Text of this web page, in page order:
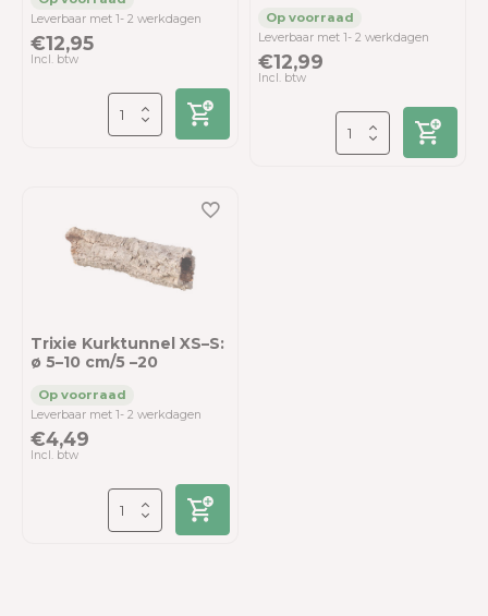
Leverbaar met 1- 2 werkdagen
€12,95
Incl. btw
Leverbaar met 1- 2 werkdagen
€12,99
Incl. btw
Trixie Kurktunnel XS–S:
ø 5–10 cm/5 –20
Leverbaar met 1- 2 werkdagen
€4,49
Incl. btw